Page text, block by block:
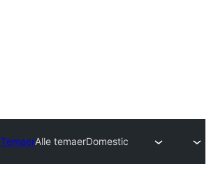
TemaerAlle temaerDomestic